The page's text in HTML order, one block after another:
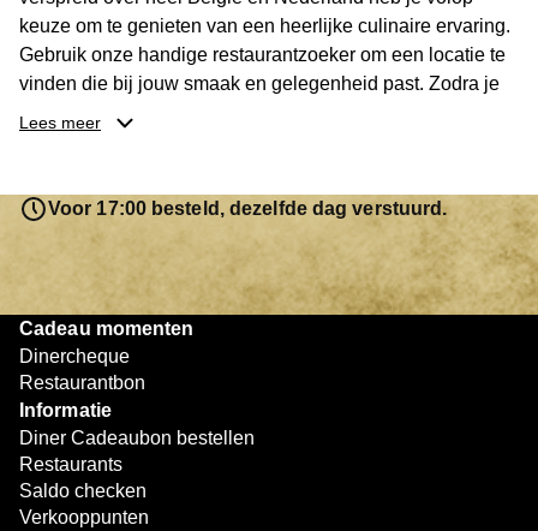
keuze om te genieten van een heerlijke culinaire ervaring.
Gebruik onze handige restaurantzoeker om een locatie te
vinden die bij jouw smaak en gelegenheid past. Zodra je
je keuze hebt gemaakt, kun je eenvoudig reserveren en na
resterende bedrag blijft gewoon op de bon staan en kan
later worden gebruikt. Zo geniet je keer op keer van
bijzondere eetmomenten.
Lees meer
Voor 17:00 besteld, dezelfde dag verstuurd.
Cadeau momenten
Dinercheque
Restaurantbon
Informatie
Diner Cadeaubon bestellen
Restaurants
Saldo checken
Verkooppunten